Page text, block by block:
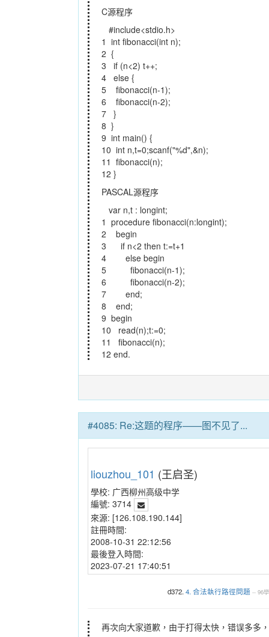
C源程序
#include<stdio.h>
1 int fibonacci(int n);
2 {
3 if (n<2) t++;
4 else {
5 fibonacci(n-1);
6 fibonacci(n-2);
7 }
8 }
9 int main() {
10 int n,t=0;scanf("%d",&n);
11 fibonacci(n);
12 }
PASCAL源程序
var n,t : longint;
1 procedure fibonacci(n:longint);
2 begin
3 if n<2 then t:=t+1
4 else begin
5 fibonacci(n-1);
6 fibonacci(n-2);
7 end;
8 end;
9 begin
10 read(n);t:=0;
11 fibonacci(n);
12 end.
#4085: Re:这题的程序——图不见了...
liouzhou_101 (王启圣)
學校: 广西柳州高级中学
編號: 3714
來源: [126.108.190.144]
註冊時間:
2008-10-31 22:12:56
最後登入時間:
2023-07-21 17:40:51
d372. 4. 合法執行路徑問題 -- 96
再次向大家道歉，由于打得太快，错误多多